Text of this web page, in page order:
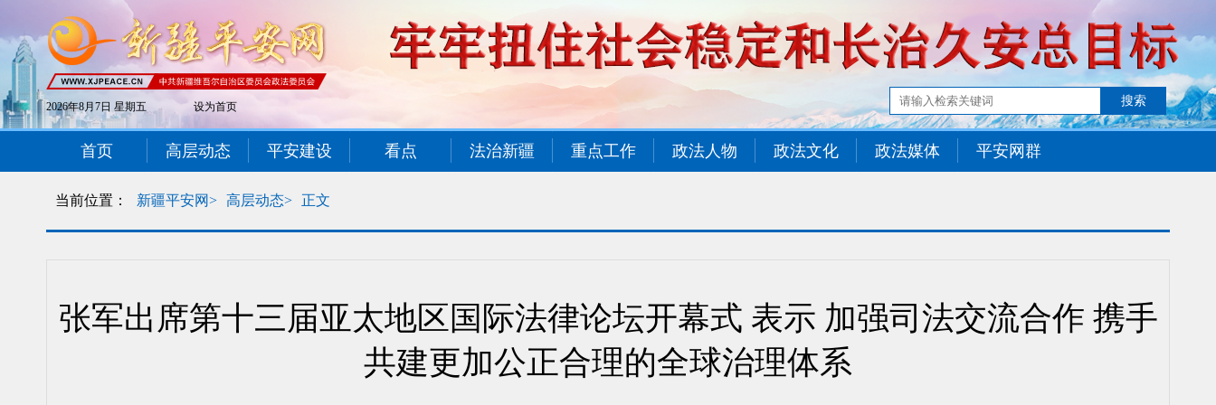
2026年8月7日 星期五 设为首页
首页 高层动态 平安建设 看点 法治新疆 重点工作 政法人物 政法文化 政法媒体 平安网群
当前位置： 新疆平安网> 高层动态> 正文
张军出席第十三届亚太地区国际法律论坛开幕式 表示 加强司法交流合作 携手
共建更加公正合理的全球治理体系